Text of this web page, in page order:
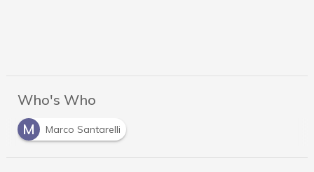
Who's Who
M
Marco Santarelli